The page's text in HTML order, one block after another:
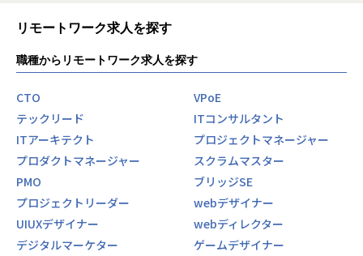
マニュアル通りの作業しかやったことがなかった私ですが、
現在は要件定義や設計、実装といった工程にも挑戦していま
す。
月一で面談を行ってくれるため、やりたいことや自分の頑張
りがちゃんと反映されるところが
アルテニアの良さです。
＜入社4年目 エンジニア＞
転職前の会社の社長が代わり、会社の方針と私のエンジニア
としての方針に
相違が出てきてしまったため転職しました。
エンジニアとして働きつつ、現場の人の関係を元に販路を広
げるといった営業の役割も
できるようになりました。ソフトウェアの設計や製造の経験
社。
に獲得し、エンジニアが楽しく働けるための環境づくりに注
【働く社員の声】
-良い意見
・年次関係なく気軽にコミュニケーションを取れる環境で働
きやすいです。
・チーム会で他の現場で行われていることが共有され、自分
のスキルを活かせる現場で稼働させてもらっており、自分の
学びたい領域を学ぶことができています。
・意見を表明すればきとんと答えてくれる会社です。思った
ことは発信するようにしています。
リモートワーク求人を探す
職種からリモートワーク求人を探す
CTO
VPoE
テックリード
ITコンサルタント
ITアーキテクト
プロジェクトマネージャー
プロダクトマネージャー
スクラムマスター
PMO
ブリッジSE
プロジェクトリーダー
webデザイナー
UIUXデザイナー
webディレクター
デジタルマーケター
ゲームデザイナー